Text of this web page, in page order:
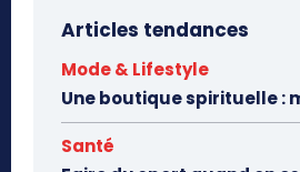
Articles tendances
Mode & Lifestyle
Une boutique spirituelle :
Santé